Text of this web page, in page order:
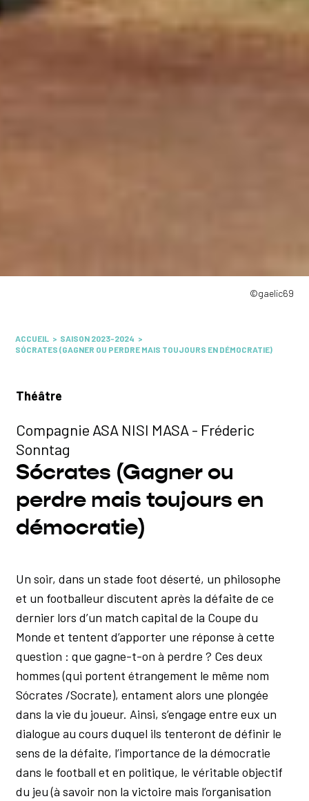
©gaelic69
ACCUEIL
SAISON 2023-2024
SÓCRATES (GAGNER OU PERDRE MAIS TOUJOURS EN DÉMOCRATIE)
Théâtre
Compagnie ASA NISI MASA - Fréderic
Sonntag
Sócrates (Gagner ou
perdre mais toujours en
démocratie)
Un soir, dans un stade foot déserté, un philosophe
et un footballeur discutent après la défaite de ce
dernier lors d’un match capital de la Coupe du
Monde et tentent d’apporter une réponse à cette
question : que gagne-t-on à perdre ? Ces deux
hommes (qui portent étrangement le même nom
Sócrates /Socrate), entament alors une plongée
dans la vie du joueur. Ainsi, s’engage entre eux un
dialogue au cours duquel ils tenteront de définir le
sens de la défaite, l’importance de la démocratie
dans le football et en politique, le véritable objectif
du jeu (à savoir non la victoire mais l’organisation